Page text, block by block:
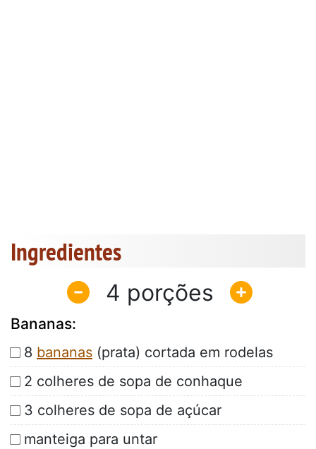
Ingredientes
4
Bananas:
8 bananas (prata) cortada em rodelas
2 colheres de sopa de conhaque
3 colheres de sopa de açúcar
manteiga para untar